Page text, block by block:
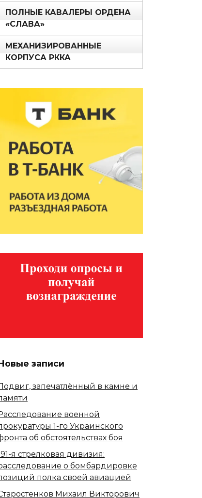
ПОЛНЫЕ КАВАЛЕРЫ ОРДЕНА
«СЛАВА»
МЕХАНИЗИРОВАННЫЕ
КОРПУСА РККА
записи
запечатлённый в камне и
военной
1-го Украинского
об обстоятельствах боя
я стрелковая дивизия:
о бомбардировке
полка своей авиацией
Михаил Викторович